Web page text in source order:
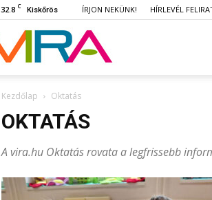
32.8 C Kiskőrös ÍRJON NEKÜNK! HÍRLEVÉL
Kezdőlap Oktatás
OKTATÁS
A vira.hu Oktatás rovata a legfrissebb